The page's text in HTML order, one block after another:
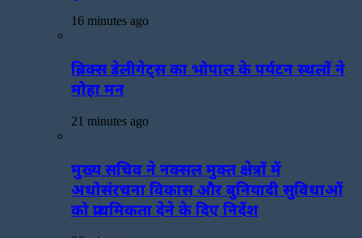
16 minutes ago
ब्रिक्स डेलीगेट्स का भोपाल के पर्यटन स्थलों ने
मोहा मन
21 minutes ago
मुख्य सचिव ने नक्सल मुक्त क्षेत्रों में
अधोसंरचना विकास और बुनियादी सुविधाओं
को प्राथमिकता देने के दिए निर्देश